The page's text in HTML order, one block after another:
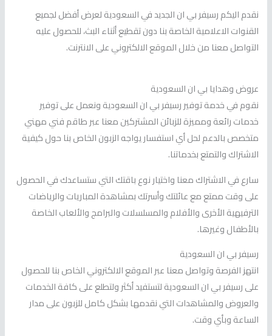
نقدم اليكم رسيفر بي ان الجديد في السعودية لعرض أفضل لجميع
القنوات الاعلامية الخاصة بنا دون تقطيع أثناء البث، للحصول عليه
التواصل معنا من خلال الموقع الالكتروني على الانترنت.
عروض وهدايا بي ان السعودية
نقوم في خدمة توفير رسيفر بي ان السعودية ونعمل على توفير
خدمات رائعة ومميزة للزبائن المشتركين معنا عبر طاقم فني مهني
متخصص بالدعم لحل أي استفسار يواجه الزبون الخاص بنا حول كيفية
الاشتراك والتمتع بخدماتنا.
سارع في الاشتراك معنا واختيار نوع باقتك التي ستساعدك في الحصول
على وقت ممتع مع عائلتك وأسرتك بمشاهدة المباريات والرياضات
الترفيهية الأخرى والأفلام والمسلسلات والبرامج والألعاب الخاصة
بالأطفال وغيرها.
رسيفر بي ان السعودية
انتهز الفرصة وتواصل معنا عبر الموقع الالكتروني الخاص بنا للحصول
على رسيفر بي ان السعودية لتستفيد أكثر ولتطلع على كافة الخدمات
والعروض والمشاهدات التي نقدمها بشكل كامل للزبون على مدار
الساعة وبأي وقت.